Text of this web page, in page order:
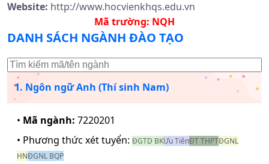
Website: http://www.hocvienkhqs.edu.vn
Mã trường: NQH
DANH SÁCH NGÀNH ĐÀO TẠO
1. Ngôn ngữ Anh (Thí sinh Nam)
• Mã ngành: 7220201
• Phương thức xét tuyển: ĐGTD BKƯu TiênĐT THPTĐGNL
HNĐGNL BQP